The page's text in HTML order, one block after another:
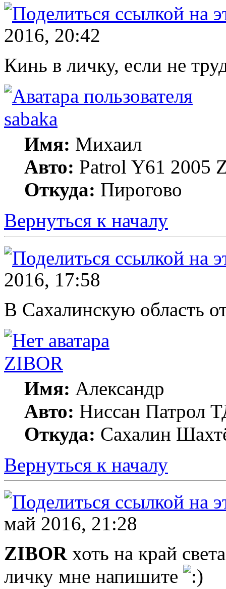
2016, 20:42
Кинь в личку, если не
sabaka
Имя: Михаил
Авто: Patrol Y61 2005
Откуда: Пирогово
Вернуться к началу
2016, 17:58
В Сахалинскую область
ZIBOR
Имя: Александр
Авто: Ниссан Патрол
Откуда: Сахалин
Вернуться к началу
май 2016, 21:28
ZIBORхоть на край
личку мне напишите